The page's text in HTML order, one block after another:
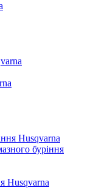
Husqvarna
буріння
Husqvarna